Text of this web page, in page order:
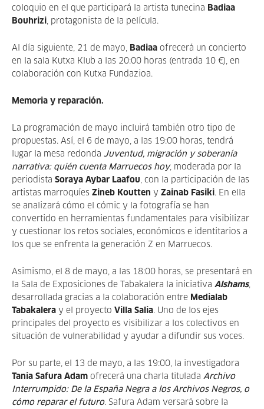
coloquio en el que participará la artista tunecina Badiaa
Bouhrizi , protagonista de la película.
Al día siguiente, 21 de mayo, Badiaa ofrecerá un concierto
en la sala Kutxa Klub a las 20:00 horas (entrada 10 €), en
colaboración con Kutxa Fundazioa.
Memoria y reparación.
La programación de mayo incluirá también otro tipo de
propuestas. Así, el 6 de mayo, a las 19:00 horas, tendrá
lugar la mesa redonda Juventud, migración y soberanía
narrativa: quién cuenta Marruecos hoy, moderada por la
periodista Soraya Aybar Laafou, con la participación de las
artistas marroquíes Zineb Koutten y Zainab Fasiki . En ella
se analizará cómo el cómic y la fotografía se han
convertido en herramientas fundamentales para visibilizar
y cuestionar los retos sociales, económicos e identitarios a
los que se enfrenta la generación Z en Marruecos.
Asimismo, el 8 de mayo, a las 18:00 horas, se presentará en
la Sala de Exposiciones de Tabakalera la iniciativa Alshams,
desarrollada gracias a la colaboración entre Medialab
Tabakalera y el proyecto Villa Salia. Uno de los ejes
principales del proyecto es visibilizar a los colectivos en
situación de vulnerabilidad y ayudar a difundir sus voces.
Por su parte, el 13 de mayo, a las 19:00, la investigadora
Tania Safura Adam ofrecerá una charla titulada Archivo
Interrumpido: De la España Negra a los Archivos Negros, o
cómo reparar el futuro. Safura Adam versará sobre la